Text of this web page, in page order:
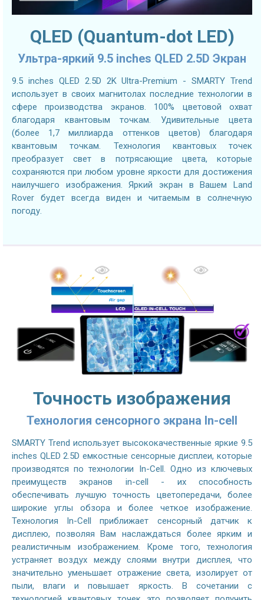
QLED (Quantum-dot LED)
Ультра-яркий 9.5 inches QLED 2.5D Экран
9.5 inches QLED 2.5D 2K Ultra-Premium - SMARTY Trend
использует в своих магнитолах последние технологии в
сфере производства экранов. 100% цветовой охват
благодаря квантовым точкам. Удивительные цвета
(более 1,7 миллиарда оттенков цветов) благодаря
квантовым точкам. Технология квантовых точек
преобразует свет в потрясающие цвета, которые
сохраняются при любом уровне яркости для достижения
наилучшего изображения. Яркий экран в Вашем Land
Rover будет всегда виден и читаемым в солнечную
погоду.
Точность изображения
Технология сенсорного экрана In-cell
SMARTY Trend использует высококачественные яркие 9.5
inches QLED 2.5D емкостные сенсорные дисплеи, которые
производятся по технологии In-Cell. Одно из ключевых
преимуществ экранов in-cell - их способность
обеспечивать лучшую точность цветопередачи, более
широкие углы обзора и более четкое изображение.
Технология In-Cell приближает сенсорный датчик к
дисплею, позволяя Вам наслаждаться более ярким и
реалистичным изображением. Кроме того, технология
устраняет воздух между слоями внутри дисплея, что
значительно уменьшает отражение света, изолирует от
пыли, влаги и повышает яркость. В сочетании с